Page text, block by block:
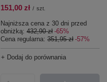
151,00 zł / szt.
Najniższa cena z 30 dni przed
obniżką: 432,90 zł -65%
Cena regularna: 351,95 zł -57%
+ Dodaj do porównania